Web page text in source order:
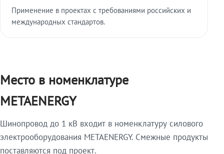
Применение в проектах с требованиями российских и
международных стандартов.
Место в номенклатуре
METAENERGY
Шинопровод до 1 кВ входит в номенклатуру силового
электрооборудования METAENERGY. Смежные продукты
поставляются под проект.